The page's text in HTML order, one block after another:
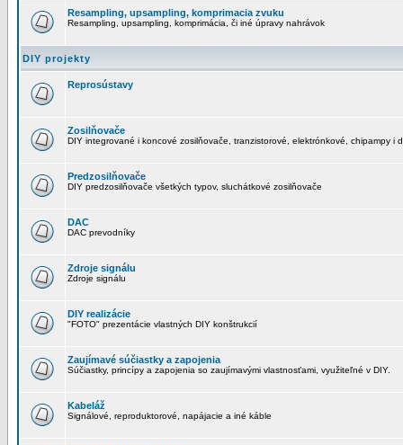
Resampling, upsampling, komprimacia zvuku
Resampling, upsampling, komprimácia, či iné úpravy nahrávok
DIY projekty
Reprosústavy
Zosilňovače
DIY integrované i koncové zosilňovače, tranzistorové, elektrónkové, chipampy i
Predzosilňovače
DIY predzosilňovače všetkých typov, sluchátkové zosilňovače
DAC
DAC prevodníky
Zdroje signálu
Zdroje signálu
DIY realizácie
"FOTO" prezentácie vlastných DIY konštrukcií
Zaujímavé súčiastky a zapojenia
Súčiastky, princípy a zapojenia so zaujímavými vlastnosťami, využiteľné v DIY.
Kabeláž
Signálové, reproduktorové, napájacie a iné káble